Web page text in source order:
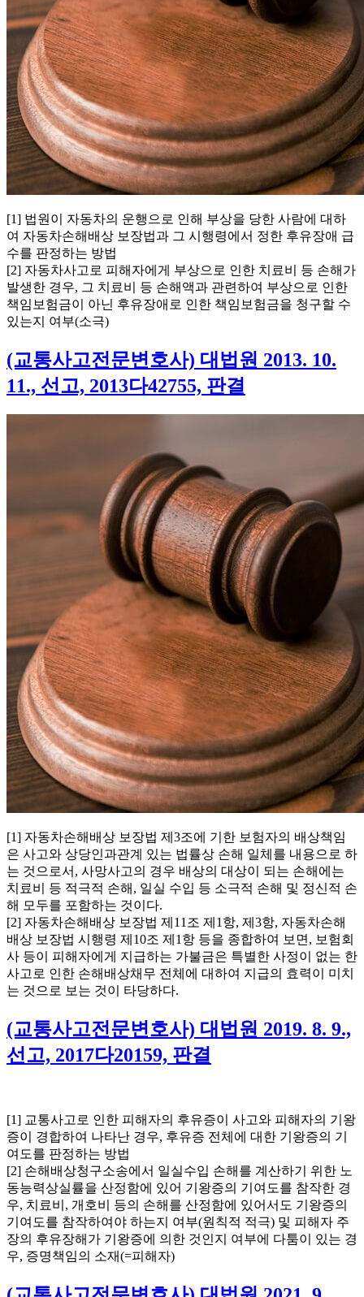
[1] 법원이 자동차의 운행으로 인해 부상을 당한 사람에 대하
여 자동차손해배상 보장법과 그 시행령에서 정한 후유장애 급
수를 판정하는 방법
[2] 자동차사고로 피해자에게 부상으로 인한 치료비 등 손해가
발생한 경우, 그 치료비 등 손해액과 관련하여 부상으로 인한
책임보험금이 아닌 후유장애로 인한 책임보험금을 청구할 수
있는지 여부(소극)
(교통사고전문변호사) 대법원 2013. 10.
11., 선고, 2013다42755, 판결
[1] 자동차손해배상 보장법 제3조에 기한 보험자의 배상책임
은 사고와 상당인과관계 있는 법률상 손해 일체를 내용으로 하
는 것으로서, 사망사고의 경우 배상의 대상이 되는 손해에는
치료비 등 적극적 손해, 일실 수입 등 소극적 손해 및 정신적 손
해 모두를 포함하는 것이다.
[2] 자동차손해배상 보장법 제11조 제1항, 제3항, 자동차손해
배상 보장법 시행령 제10조 제1항 등을 종합하여 보면, 보험회
사 등이 피해자에게 지급하는 가불금은 특별한 사정이 없는 한
사고로 인한 손해배상채무 전체에 대하여 지급의 효력이 미치
는 것으로 보는 것이 타당하다.
(교통사고전문변호사) 대법원 2019. 8. 9.,
선고, 2017다20159, 판결
[1] 교통사고로 인한 피해자의 후유증이 사고와 피해자의 기왕
증이 경합하여 나타난 경우, 후유증 전체에 대한 기왕증의 기
여도를 판정하는 방법
[2] 손해배상청구소송에서 일실수입 손해를 계산하기 위한 노
동능력상실률을 산정함에 있어 기왕증의 기여도를 참작한 경
우, 치료비, 개호비 등의 손해를 산정함에 있어서도 기왕증의
기여도를 참작하여야 하는지 여부(원칙적 적극) 및 피해자 주
장의 후유장해가 기왕증에 의한 것인지 여부에 다툼이 있는 경
우, 증명책임의 소재(=피해자)